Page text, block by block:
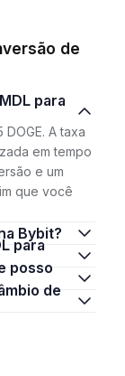
de
A taxa
em tempo
e um
que você
Bybit?